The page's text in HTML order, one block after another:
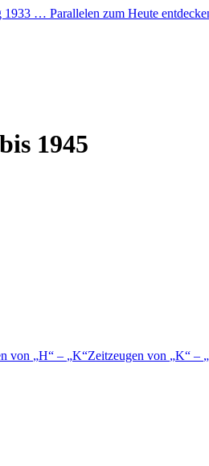
… Parallelen zum Heute
von H – K Zeitzeugen von K –
1945